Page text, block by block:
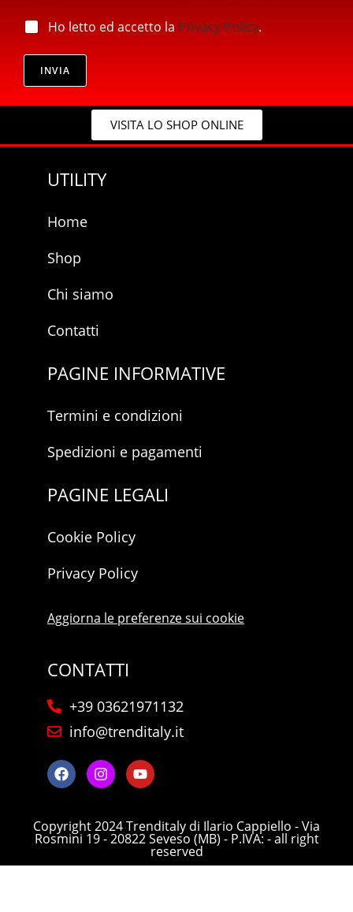
E
a
l
*
p
i
a
Ho letto ed accetto la Privacy Policy.
INVIA
VISITA LO SHOP ONLINE
UTILITY
Home
Shop
Chi siamo
Contatti
PAGINE INFORMATIVE
Termini e condizioni
Spedizioni e pagamenti
PAGINE LEGALI
Cookie Policy
Privacy Policy
Aggiorna le preferenze sui cookie
CONTATTI
+39 03621971132
info@trenditaly.it
Copyright 2024 Trenditaly di Ilario Cappiello - Via
Rosmini 19 - 20822 Seveso (MB) - P.IVA: - all right
reserved